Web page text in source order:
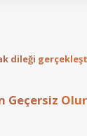
dileği
Geçersiz Olur